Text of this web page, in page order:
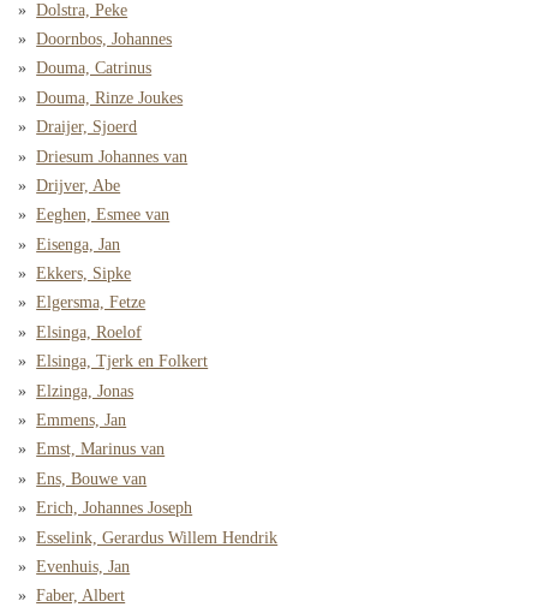
Dolstra, Peke
Doornbos, Johannes
Douma, Catrinus
Douma, Rinze Joukes
Draijer, Sjoerd
Driesum Johannes van
Drijver, Abe
Eeghen, Esmee van
Eisenga, Jan
Ekkers, Sipke
Elgersma, Fetze
Elsinga, Roelof
Elsinga, Tjerk en Folkert
Elzinga, Jonas
Emmens, Jan
Emst, Marinus van
Ens, Bouwe van
Erich, Johannes Joseph
Esselink, Gerardus Willem Hendrik
Evenhuis, Jan
Faber, Albert